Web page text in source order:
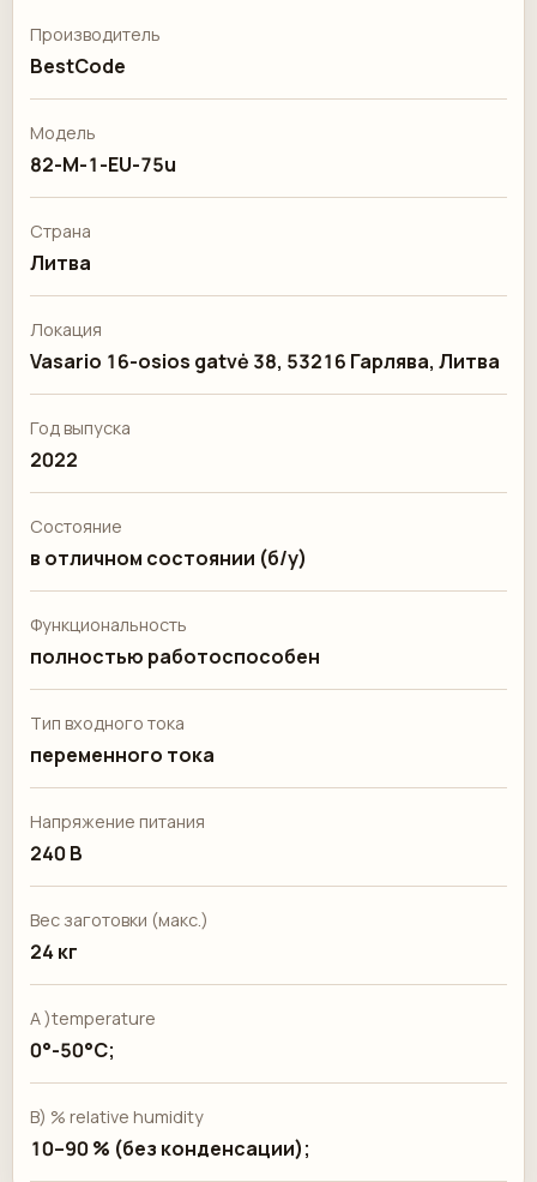
Производитель
BestCode
Модель
82-M-1-EU-75u
Страна
Литва
Локация
Vasario 16-osios gatvė 38, 53216 Гарлява, Литва
Год выпуска
2022
Состояние
в отличном состоянии (б/у)
Функциональность
полностью работоспособен
Тип входного тока
переменного тока
Напряжение питания
240 В
Вес заготовки (макс.)
24 кг
A )temperature
0°-50°С;
B) % relative humidity
10–90 % (без конденсации);